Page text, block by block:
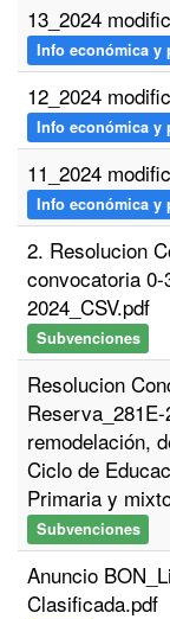
13_2024
Info económica y
12_2024
Info económica y
11_2024
Info económica y
2. Resolucion
convocatoria 0-
2024_CSV.pdf
Subvenciones
Resolucion
remodelación,
Ciclo de
Primaria y
Subvenciones
Anuncio
Clasificada.pdf